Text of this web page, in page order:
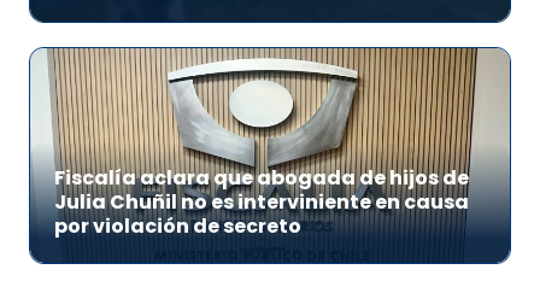
Fiscalía aclara que abogada de hijos de
Julia Chuñil no es interviniente en causa
por violación de secreto